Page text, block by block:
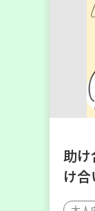
助け
け合